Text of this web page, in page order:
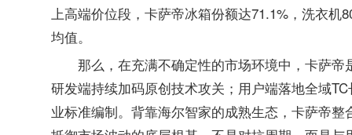
上高端价位段，卡萨帝冰箱份额达71.1%，洗衣机
均值。
那么，在充满不确定性的市场环境中，卡萨
研发端持续加码原创技术攻关；用户端落地全域
业标准编制。背靠海尔智家的成熟生态，卡萨帝